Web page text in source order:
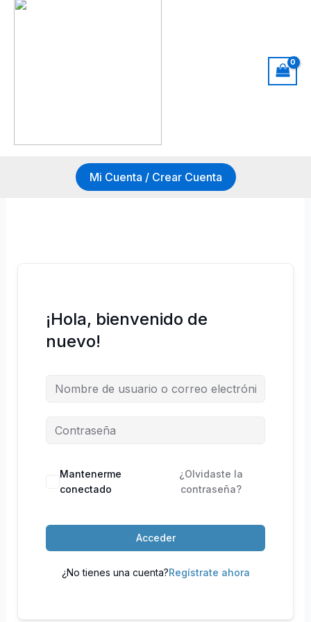
Mi Cuenta / Crear Cuenta
¡Hola, bienvenido de
nuevo!
Mantenerme
conectado
¿Olvidaste la
contraseña?
Acceder
¿No tienes una cuenta?Regístrate ahora